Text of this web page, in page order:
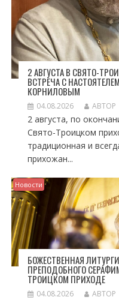
2 АВГУСТА В СВЯТО-
ВСТРЕЧА С
КОРНИЛОВЫМ
04.08.2026 АВТОР
2 августа, по
Свято-Троицком
традиционная и
прихожан...
Новости
БОЖЕСТВЕННАЯ
ПРЕПОДОБНОГО
ТРОИЦКОМ ПРИХОДЕ
04.08.2026 АВТОР